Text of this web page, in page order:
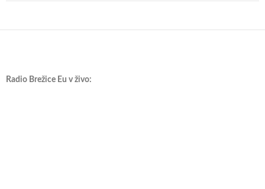
Radio Brežice Eu v živo: